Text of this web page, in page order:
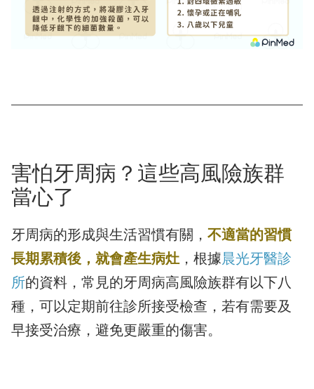
害怕牙周病？這些高風險族群
當心了
牙周病的形成與生活習慣有關， 不適當的習慣
長期累積後，就會產生病灶 ，根據晨光牙醫診
所的資料，常見的牙周病高風險族群有以下八
種，可以定期前往診所接受檢查，若有需要及
早接受治療，避免更嚴重的傷害。